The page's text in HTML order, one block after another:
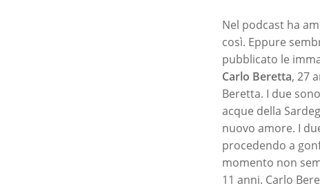
Nel podcast ha
così. Eppure
pubblicato le
Carlo Beretta, 27
Beretta. I due
acque della
nuovo amore. I
procedendo a
momento non
11 anni. Carlo